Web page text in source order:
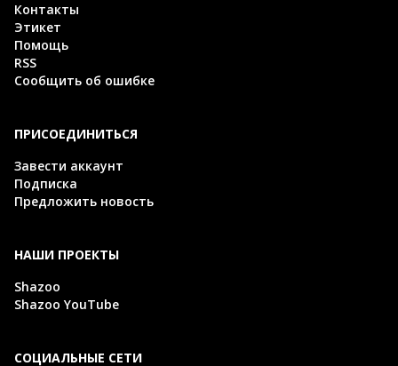
Контакты
Этикет
Помощь
RSS
Сообщить об ошибке
ПРИСОЕДИНИТЬСЯ
Завести аккаунт
Подписка
Предложить новость
НАШИ ПРОЕКТЫ
Shazoo
Shazoo YouTube
СОЦИАЛЬНЫЕ СЕТИ